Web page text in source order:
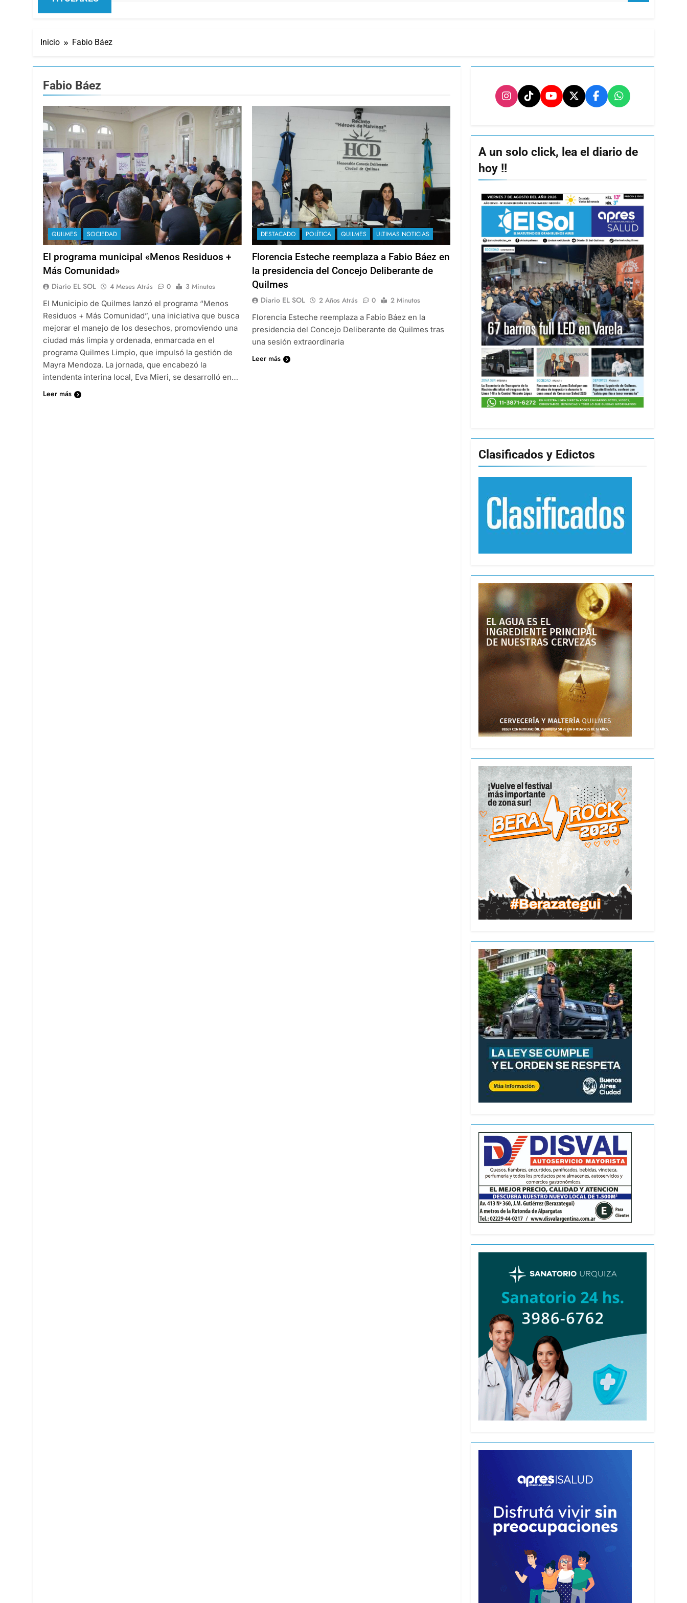
Inicio Fabio Báez
Fabio Báez
QUILMES SOCIEDAD
El programa municipal «Menos Residuos +
Más Comunidad»
Diario EL SOL 4 Meses Atrás 0
3 Minutos
El Municipio de Quilmes lanzó el programa “Menos
Residuos + Más Comunidad”, una iniciativa que busca
mejorar el manejo de los desechos, promoviendo una
ciudad más limpia y ordenada, enmarcada en el
programa Quilmes Limpio, que impulsó la gestión de
Mayra Mendoza. La jornada, que encabezó la
intendenta interina local, Eva Mieri, se desarrolló en…
Leer más
DESTACADO POLÍTICA QUILMES ULTIMAS NOTICIAS
Florencia Esteche reemplaza a Fabio Báez en
la presidencia del Concejo Deliberante de
Quilmes
Diario EL SOL 2 Años Atrás 0
2 Minutos
Florencia Esteche reemplaza a Fabio Báez en la
presidencia del Concejo Deliberante de Quilmes tras
una sesión extraordinaria
Leer más
A un solo click, lea el diario de
hoy !!
Clasificados y Edictos